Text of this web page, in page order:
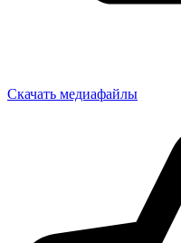
Скачать медиафайлы